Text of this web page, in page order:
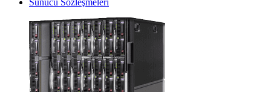
Sunucu Sözleşmeleri